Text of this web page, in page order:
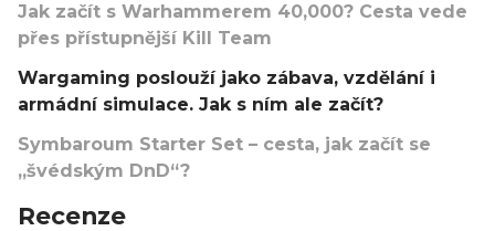
Jak začít s Warhammerem 40,000? Cesta vede
přes přístupnější Kill Team
Wargaming poslouží jako zábava, vzdělání i
armádní simulace. Jak s ním ale začít?
Symbaroum Starter Set – cesta, jak začít se
„švédským DnD“?
Recenze